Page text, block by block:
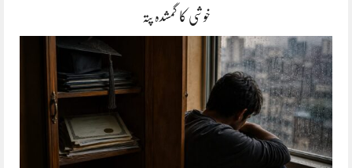
خوشی کا گمشدہ پتہ